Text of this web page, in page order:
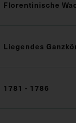
Florentinische
Liegendes
1781 - 1786